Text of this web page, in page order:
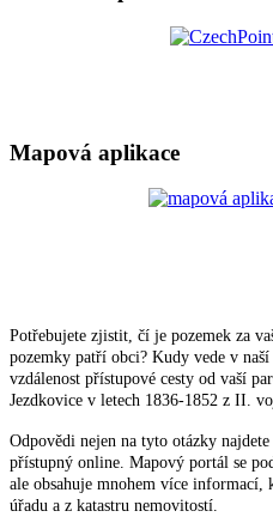
Mapová aplikace
Potřebujete zjistit, čí je pozemek za
pozemky patří obci? Kudy vede v
vzdálenost přístupové cesty od vaší
Jezdkovice v letech 1836-1852 z II.
Odpovědi nejen na tyto otázky
přístupný online. Mapový portál se
ale obsahuje mnohem více informací,
úřadu a z katastru nemovitostí.